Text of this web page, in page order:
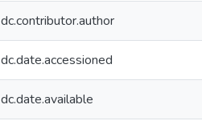
dc.contributor.author
dc.date.accessioned
dc.date.available